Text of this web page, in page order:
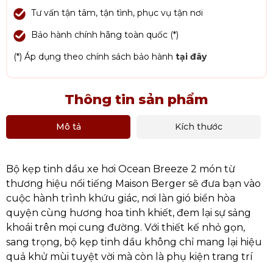
Tư vấn tận tâm, tận tình, phục vụ tận nơi
Bảo hành chính hãng toàn quốc (*)
(*) Áp dụng theo chính sách bảo hành tại đây
Thông tin sản phẩm
Mô tả Kích thước
Bộ kẹp tinh dầu xe hơi Ocean Breeze 2 món từ
thương hiệu nổi tiếng Maison Berger sẽ đưa bạn vào
cuộc hành trình khứu giác, nơi làn gió biển hòa
quyện cùng hương hoa tinh khiết, đem lại sự sảng
khoái trên mọi cung đường. Với thiết kế nhỏ gọn,
sang trọng, bộ kẹp tinh dầu không chỉ mang lại hiệu
quả khử mùi tuyệt vời mà còn là phụ kiện trang trí